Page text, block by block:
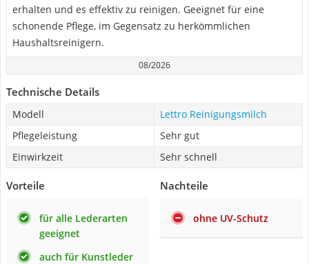
erhalten und es effektiv zu reinigen. Geeignet für eine
schonende Pflege, im Gegensatz zu herkömmlichen
Haushaltsreinigern.
08/2026
Technische Details
Modell
Lettro Reinigungsmilch
Pflegeleistung
Sehr gut
Einwirkzeit
Sehr schnell
Vorteile
für alle Lederarten
geeignet
auch für Kunstleder
Nachteile
ohne UV-Schutz